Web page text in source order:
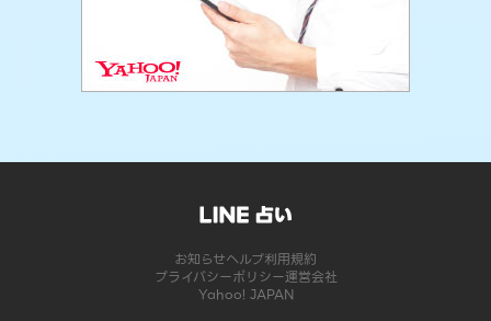
お知らせヘルプ利用規約
プライバシーポリシー運営会社
Yahoo! JAPAN